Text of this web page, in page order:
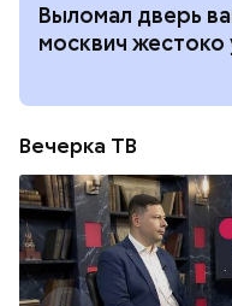
Выломал дверь
москвич
Вечерка ТВ